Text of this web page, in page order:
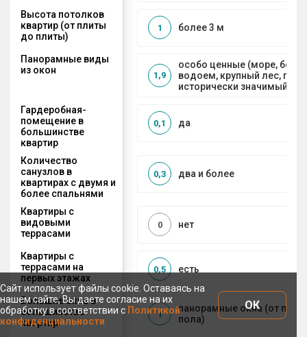
Высота потолков
квартир (от плиты
до плиты)
более 3 м
1
Панорамные виды
из окон
особо ценные (море,
водоем, крупный лес,
исторически значимый
1,9
Гардеробная-
помещение в
большинстве
квартир
да
0,1
Количество
санузлов в
квартирах с двумя и
более спальнями
два и более
0,3
Квартиры с
видовыми
террасами
нет
0
Квартиры с
террасами на
первых этажах
есть
0,5
Большие окна в
большинстве
квартир
панорамные окна (от
пола)
1
Сайт использует файлы cookie. Оставаясь на
нашем сайте, Вы даете согласие на их
обработку в соответствии с Политикой
конфиденциальности
ОК